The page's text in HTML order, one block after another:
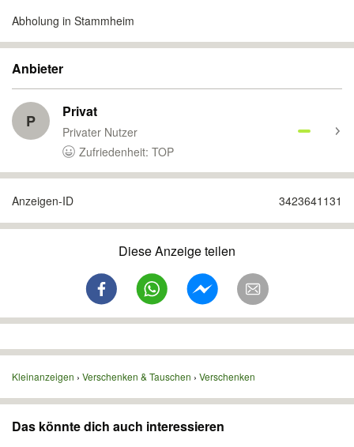
Abholung in Stammheim
Anbieter
P Privat
Privater Nutzer
Zufriedenheit: TOP
Anzeigen-ID 3423641131
Diese Anzeige teilen
Kleinanzeigen Verschenken & Tauschen Verschenken
Das könnte dich auch interessieren